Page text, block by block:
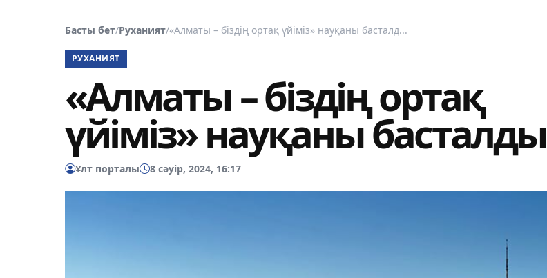
Басты бет/Руханият/«Алматы – біздің ортақ үйіміз» науқаны басталд...
РУХАНИЯТ
«Алматы – біздің ортақ
үйіміз» науқаны басталды
Ұлт порталы 8 сәуір, 2024, 16:17